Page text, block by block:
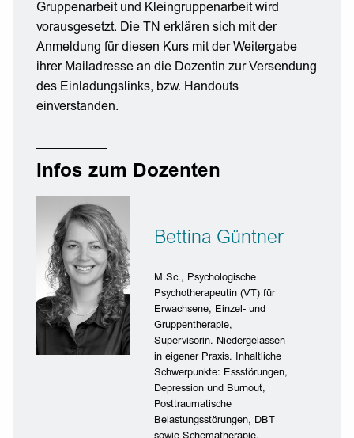
Gruppenarbeit und Kleingruppenarbeit wird
vorausgesetzt. Die TN erklären sich mit der
Anmeldung für diesen Kurs mit der Weitergabe
ihrer Mailadresse an die Dozentin zur Versendung
des Einladungslinks, bzw. Handouts
einverstanden.
Infos zum Dozenten
Bettina Güntner
M.Sc., Psychologische
Psychotherapeutin (VT) für
Erwachsene, Einzel- und
Gruppentherapie,
Supervisorin. Niedergelassen
in eigener Praxis. Inhaltliche
Schwerpunkte: Essstörungen,
Depression und Burnout,
Posttraumatische
Belastungsstörungen, DBT